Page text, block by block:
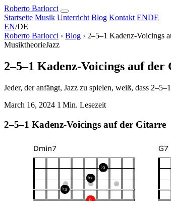
Roberto Barlocci
Startseite Musik Unterricht Blog Kontakt ENDE
EN/DE
Roberto Barlocci › Blog › 2–5–1 Kadenz-Voicings
MusiktheorieJazz
2–5–1 Kadenz-Voicings auf
Jeder, der anfängt, Jazz zu spielen, weiß, dass
March 16, 2024 1 Min. Lesezeit
2–5–1 Kadenz-Voicings auf der Gitarre